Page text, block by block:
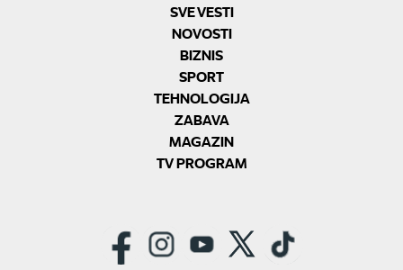
SVE VESTI
NOVOSTI
BIZNIS
SPORT
TEHNOLOGIJA
ZABAVA
MAGAZIN
TV PROGRAM